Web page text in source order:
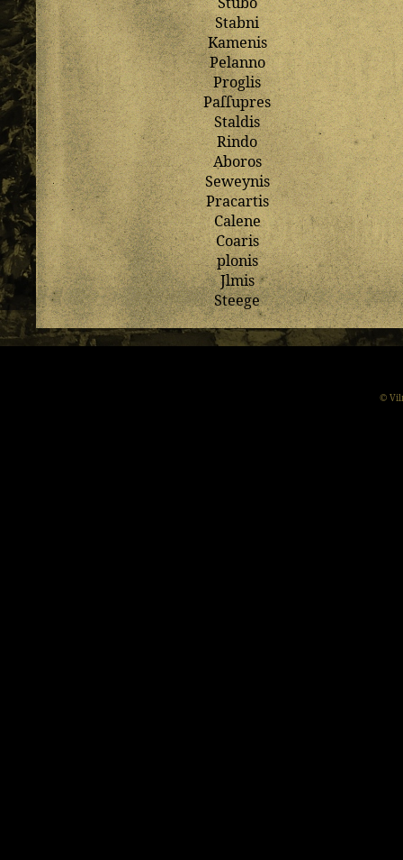
Stabni
Kamenis
Pelanno
Proglis
Paſſupres
Staldis
Rindo
Aboros
Seweynis
Pracartis
Calene
Coaris
plonis
Jlmis
Steege
©